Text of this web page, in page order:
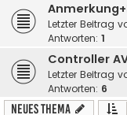
Letzter Beitrag
Antworten: 1
Controller
Letzter Beitrag
Antworten: 6
Neues Thema